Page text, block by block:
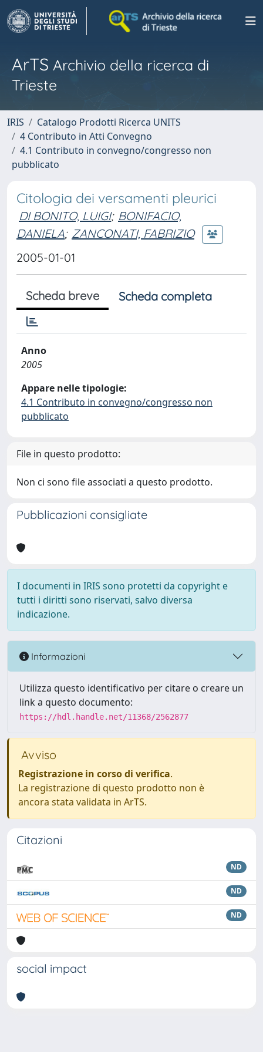
ArTS Archivio della ricerca di
Trieste
IRIS
Catalogo Prodotti Ricerca UNITS
4 Contributo in Atti Convegno
4.1 Contributo in convegno/congresso non
pubblicato
Citologia dei versamenti pleurici
DI BONITO, LUIGI; BONIFACIO,
DANIELA; ZANCONATI, FABRIZIO
2005-01-01
Scheda breve Scheda completa
Anno
2005
Appare nelle tipologie:
4.1 Contributo in convegno/congresso non
pubblicato
File in questo prodotto:
Non ci sono file associati a questo prodotto.
Pubblicazioni consigliate
I documenti in IRIS sono protetti da copyright e
tutti i diritti sono riservati, salvo diversa
indicazione.
Informazioni
Utilizza questo identificativo per citare o creare un
link a questo documento:
https://hdl.handle.net/11368/2562877
Avviso
Registrazione in corso di verifica.
La registrazione di questo prodotto non è
ancora stata validata in ArTS.
Citazioni
ND
ND
ND
social impact